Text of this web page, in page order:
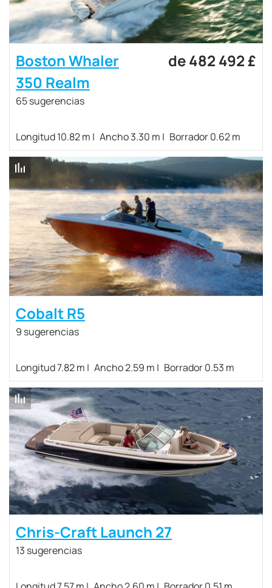
Boston Whaler
350 Realm
65 sugerencias
de 482 492 £
Longitud 10.82 m Ancho 3.30 m Borrador 0.62 m
Cobalt R5
9 sugerencias
Longitud 7.82 m Ancho 2.59 m Borrador 0.53 m
Chris-Craft Launch 27
13 sugerencias